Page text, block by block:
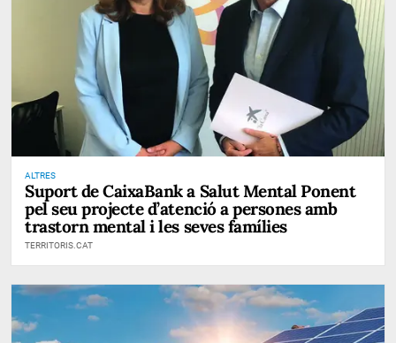
ALTRES
Suport de CaixaBank a Salut Mental Ponent
pel seu projecte d’atenció a persones amb
trastorn mental i les seves famílies
TERRITORIS.CAT